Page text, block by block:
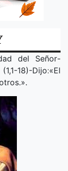
del Señor-
18)-Dijo:«El
».